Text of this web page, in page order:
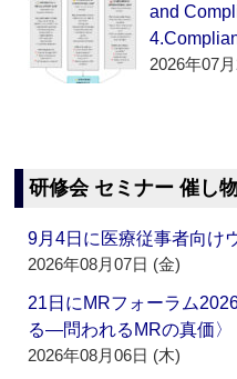
and
2026年07
研修会 セミナー 催し
9月4日に医療従事者向
2026年08月07日 (金)
21日にMRフォーラム
る―問われるMRの真価
2026年08月06日 (木)